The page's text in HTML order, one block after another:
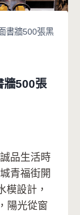
書牆500張黑
牆500張
品生活時
青福街開
模設計，
陽光從窗